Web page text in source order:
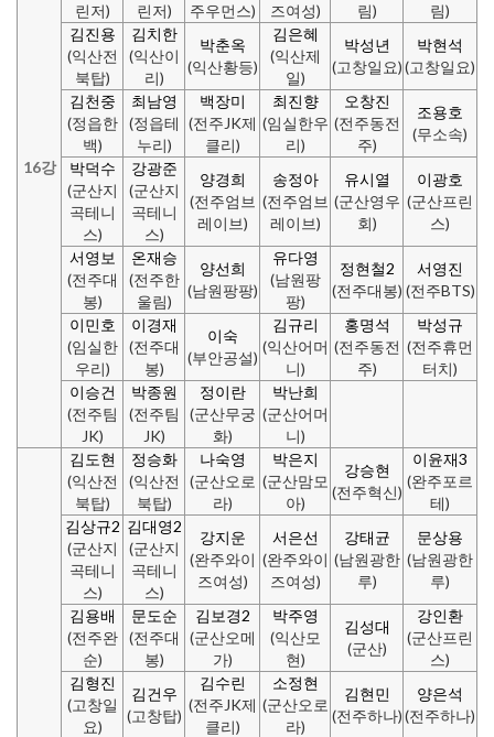
16강
린저)
린저)
주우먼스)
즈여성)
림)
림)
김진용
(익산전
북탑)
김치한
(익산이
리)
박춘옥
(익산황등)
김은혜
(익산제
일)
박성년
(고창일요)
박현석
(고창일요)
김천중
(정읍한
백)
최남영
(정읍테
누리)
백장미
(전주JK제
클리)
최진향
(임실한우
리)
오창진
(전주동전
주)
조용호
(무소속)
박덕수
(군산지
곡테니
스)
강광준
(군산지
곡테니
스)
양경희
(전주엄브
레이브)
송정아
(전주엄브
레이브)
유시열
(군산영우
회)
이광호
(군산프린
스)
서영보
(전주대
봉)
온재승
(전주한
울림)
양선희
(남원팡팡)
유다영
(남원팡
팡)
정현철2
(전주대봉)
서영진
(전주BTS)
이민호
(임실한
우리)
이경재
(전주대
봉)
이숙
(부안공설)
김규리
(익산어머
니)
홍명석
(전주동전
주)
박성규
(전주휴먼
터치)
이승건
(전주팀
JK)
박종원
(전주팀
JK)
정이란
(군산무궁
화)
박난희
(군산어머
니)
김도현
(익산전
북탑)
정승화
(익산전
북탑)
나숙영
(군산오로
라)
박은지
(군산맘모
아)
강승현
(전주혁신)
이윤재3
(완주포르
테)
김상규2
(군산지
곡테니
스)
김대영2
(군산지
곡테니
스)
강지운
(완주와이
즈여성)
서은선
(완주와이
즈여성)
강태균
(남원광한
루)
문상용
(남원광한
루)
김용배
(전주완
순)
문도순
(전주대
봉)
김보경2
(군산오메
가)
박주영
(익산모
현)
김성대
(군산)
강인환
(군산프린
스)
김형진
(고창일
요)
김건우
(고창탑)
김수린
(전주JK제
클리)
소정현
(군산오로
라)
김현민
(전주하나)
양은석
(전주하나)